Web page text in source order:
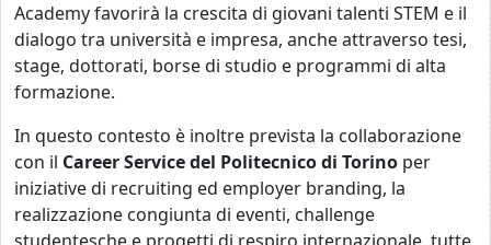
Academy favorirà la crescita di giovani talenti STEM e il
dialogo tra università e impresa, anche attraverso tesi,
stage, dottorati, borse di studio e programmi di alta
formazione.
In questo contesto è inoltre prevista la collaborazione
con il Career Service del Politecnico di Torino per
iniziative di recruiting ed employer branding, la
realizzazione congiunta di eventi, challenge